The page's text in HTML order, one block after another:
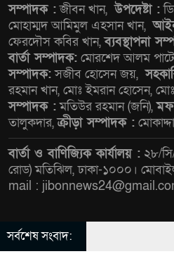
আজম
নিয়েছে
নদী
সম্পাদক :জীবন খান,উপদেষ্টা :
মোহাম্মদ আমিমুল এহসান খান,
ফেরদৌস কবির খান,ব্যবস্থাপনা
বার্তা সম্পাদক: মোরশেদ আলম
সম্পাদক:সজীব হোসেন জয়,
রহমান খান, মোঃ ইমরান হোসেন,
সম্পাদক :মতিউর রহমান (জনি),
তালুকদার,ক্রীড়া সম্পাদক :
বার্তা ও বাণিজ্যিক কার্যালয় : ২৮/
রোড) মতিঝিল, ঢাকা-১০০০।
mail :
© All rights reserved © জীবন
Theme Developed BY
সর্বশেষ সংবাদ: